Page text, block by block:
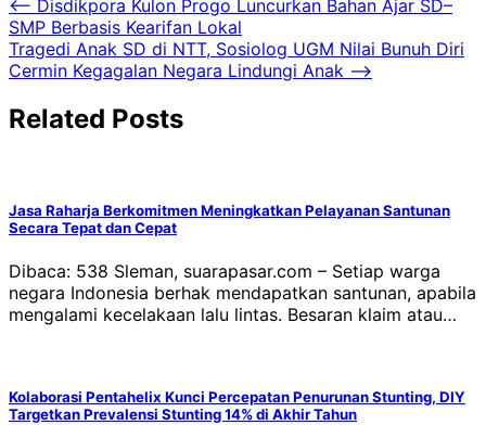
Navigasi
pos
⟵ Disdikpora Kulon Progo Luncurkan Bahan Ajar SD–
SMP Berbasis Kearifan Lokal
Tragedi Anak SD di NTT, Sosiolog UGM Nilai Bunuh Diri
Cermin Kegagalan Negara Lindungi Anak ⟶
Related Posts
Jasa Raharja Berkomitmen Meningkatkan Pelayanan Santunan
Secara Tepat dan Cepat
Dibaca: 538 Sleman, suarapasar.com – Setiap warga
negara Indonesia berhak mendapatkan santunan, apabila
mengalami kecelakaan lalu lintas. Besaran klaim atau…
Kolaborasi Pentahelix Kunci Percepatan Penurunan Stunting, DIY
Targetkan Prevalensi Stunting 14% di Akhir Tahun